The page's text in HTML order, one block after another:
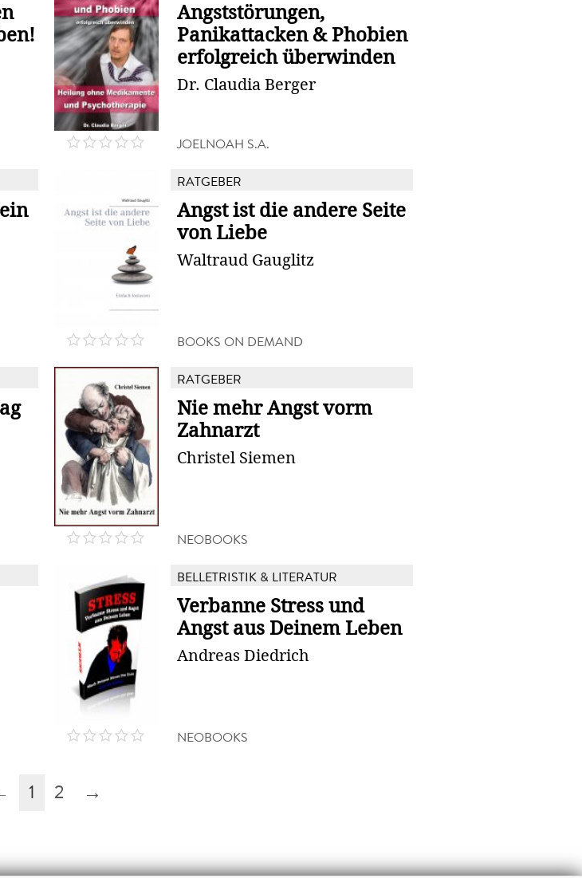
Angststörungen,
Panikattacken & Phobien
erfolgreich überwinden
Dr. Claudia Berger
JOELNOAH S.A.
RATGEBER
Angst ist die andere Seite
von Liebe
Waltraud Gauglitz
BOOKS ON DEMAND
RATGEBER
Nie mehr Angst vorm
Zahnarzt
Christel Siemen
NEOBOOKS
BELLETRISTIK & LITERATUR
Verbanne Stress und
Angst aus Deinem Leben
Andreas Diedrich
NEOBOOKS
1 2 →